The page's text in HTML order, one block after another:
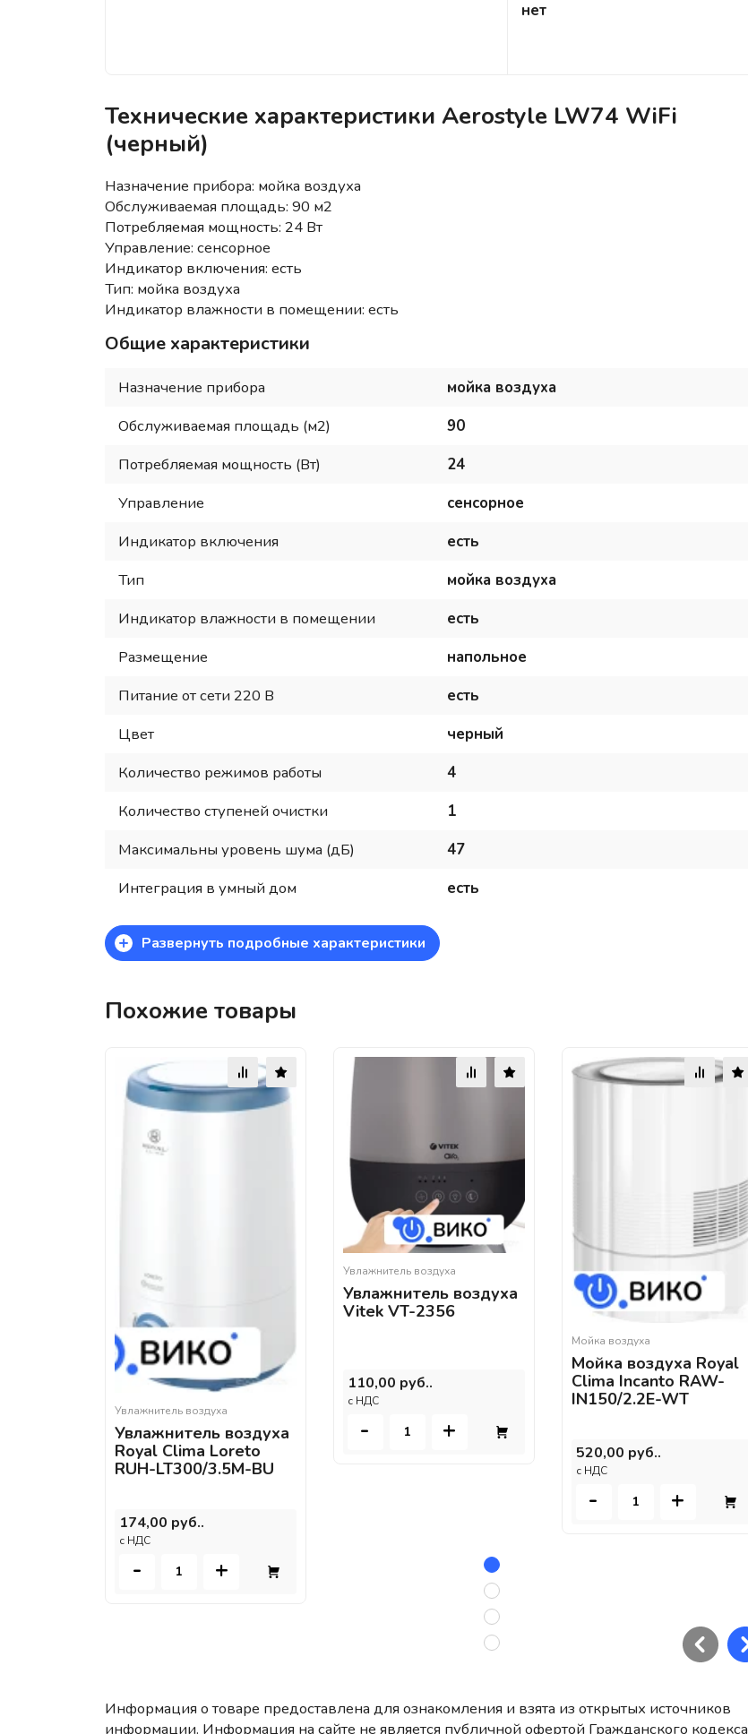
нет
Технические характеристики Aerostyle LW74 WiFi
(черный)
Назначение прибора: мойка воздуха
Обслуживаемая площадь: 90 м2
Потребляемая мощность: 24 Вт
Управление: сенсорное
Индикатор включения: есть
Тип: мойка воздуха
Индикатор влажности в помещении: есть
Общие характеристики
Назначение прибора
мойка воздуха
Обслуживаемая площадь (м2)
90
Потребляемая мощность (Вт)
24
Управление
сенсорное
Индикатор включения
есть
Тип
мойка воздуха
Индикатор влажности в помещении
есть
Размещение
напольное
Питание от сети 220 В
есть
Цвет
черный
Количество режимов работы
4
Количество ступеней очистки
1
Максимальны уровень шума (дБ)
47
Интеграция в умный дом
есть
+ Развернуть подробные характеристики
Похожие товары
Увлажнитель воздуха
Увлажнитель воздуха
Royal Clima Loreto
RUH-LT300/3.5M-BU
174,00 руб..
c НДС
- +
Увлажнитель воздуха
Увлажнитель воздуха
Vitek VT-2356
110,00 руб..
c НДС
- +
Мойка воздуха
Мойка воздуха Royal
Clima Incanto RAW-
IN150/2.2E-WT
520,00 руб..
c НДС
- +
Информация о товаре предоставлена для ознакомления и взята из открытых источников
информации. Информация на сайте не является публичной офертой Гражданского кодекса